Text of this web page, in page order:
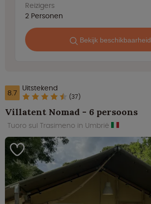
Reizigers
2 Personen
Bekijk beschikbaarheid
8.7 Uitstekend
(37)
Villatent Nomad - 6 persoons
Tuoro sul Trasimeno in Umbrië